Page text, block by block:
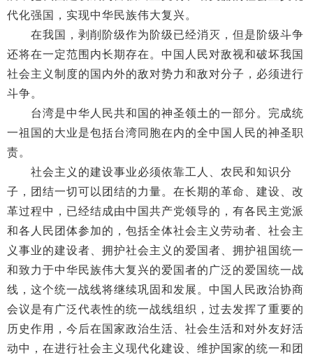
代化强国，实现中华民族伟大复兴。
在我国，剥削阶级作为阶级已经消灭，但是阶级斗争
还将在一定范围内长期存在。中国人民对敌视和破坏我国
社会主义制度的国内外的敌对势力和敌对分子，必须进行
斗争。
台湾是中华人民共和国的神圣领土的一部分。完成统
一祖国的大业是包括台湾同胞在内的全中国人民的神圣职
责。
社会主义的建设事业必须依靠工人、农民和知识分
子，团结一切可以团结的力量。在长期的革命、建设、改
革过程中，已经结成由中国共产党领导的，有各民主党派
和各人民团体参加的，包括全体社会主义劳动者、社会主
义事业的建设者、拥护社会主义的爱国者、拥护祖国统一
和致力于中华民族伟大复兴的爱国者的广泛的爱国统一战
线，这个统一战线将继续巩固和发展。中国人民政治协商
会议是有广泛代表性的统一战线组织，过去发挥了重要的
历史作用，今后在国家政治生活、社会生活和对外友好活
动中，在进行社会主义现代化建设、维护国家的统一和团